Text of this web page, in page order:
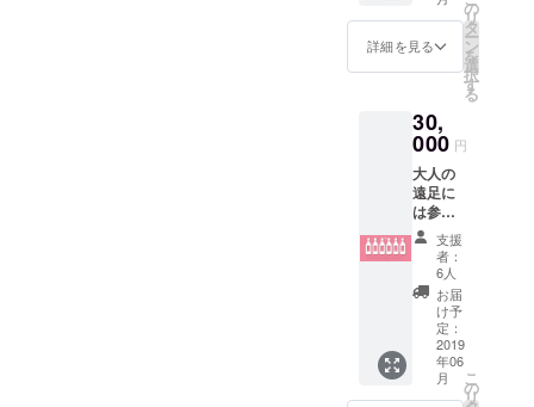
盛りだくさ
んに」考え
ています。
しかしその
前に多くの
人が集まる
ベースを作
らなくては
なりませ
誰もが、自
分のやりた
いことを
途苗木
代が必
要で
い。 ＊
2 ワイ
ンは自
然条件
により
製造量
や品質
が変わ
りやす
いの
為、出
荷時期
の変更
や同等
品での
崎線足
利市駅
集合。
発 東
武特急
りょう
もう3号
赤城行
に乗る
と ■足
利市
駅
08:53
着 で
す！ (内
訳) 浅
草〜足
利市
ため
に、年
間２本
を新元
間、計
４本お
送りし
ます。
＊今回
のクラ
ウド
ファン
ディン
グ限定
ワイン
です。
＊1 ご
参加く
ださっ
詳細を見る
の
リ
タ
ー
ン
を
選
択
す
る
30,
000 円
大人の
遠足に
は参加
できな
いけど
ワイン
をたく
さん飲
んで支
援した
いとい
う方の
ため
支援
者：
6人
お届
け予
定：
2019
年06
月
こ
の
リ